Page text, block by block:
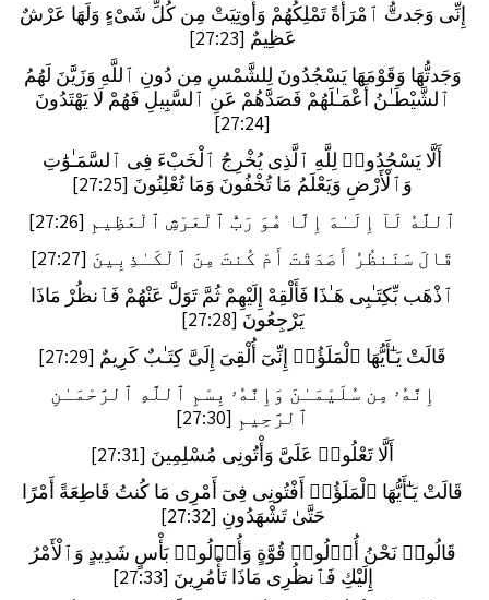
إِنِّى وَجَدتُّ ٱمْرَأَةً تَمْلِكُهُمْ وَأُوتِيَتْ مِن كُلِّ شَىْءٍ وَلَهَا عَرْشٌ
عَظِيمٌ [27:23]
وَجَدتُّهَا وَقَوْمَهَا يَسْجُدُونَ لِلشَّمْسِ مِن دُونِ ٱللَّهِ وَزَيَّنَ لَهُمُ
ٱلشَّيْطَـٰنُ أَعْمَـٰلَهُمْ فَصَدَّهُمْ عَنِ ٱلسَّبِيلِ فَهُمْ لَا يَهْتَدُونَ
[27:24]
أَلَّا يَسْجُدُوا۟ لِلَّهِ ٱلَّذِى يُخْرِجُ ٱلْخَبْءَ فِى ٱلسَّمَـٰوَٰتِ
وَٱلْأَرْضِ وَيَعْلَمُ مَا تُخْفُونَ وَمَا تُعْلِنُونَ [27:25]
ٱللَّهُ لَآ إِلَـٰهَ إِلَّا هُوَ رَبُّ ٱلْعَرْشِ ٱلْعَظِيمِ [27:26]
قَالَ سَنَنظُرُ أَصَدَقْتَ أَمْ كُنتَ مِنَ ٱلْكَـٰذِبِينَ [27:27]
ٱذْهَب بِّكِتَـٰبِى هَـٰذَا فَأَلْقِهْ إِلَيْهِمْ ثُمَّ تَوَلَّ عَنْهُمْ فَٱنظُرْ مَاذَا
يَرْجِعُونَ [27:28]
قَالَتْ يَـٰٓأَيُّهَا ٱلْمَلَؤُا۟ إِنِّىٓ أُلْقِىَ إِلَىَّ كِتَـٰبٌ كَرِيمٌ [27:29]
إِنَّهُۥ مِن سُلَيْمَـٰنَ وَإِنَّهُۥ بِسْمِ ٱللَّهِ ٱلرَّحْمَـٰنِ
ٱلرَّحِيمِ [27:30]
أَلَّا تَعْلُوا۟ عَلَىَّ وَأْتُونِى مُسْلِمِينَ [27:31]
قَالَتْ يَـٰٓأَيُّهَا ٱلْمَلَؤُا۟ أَفْتُونِى فِىٓ أَمْرِى مَا كُنتُ قَاطِعَةً أَمْرًا
حَتَّىٰ تَشْهَدُونِ [27:32]
قَالُوا۟ نَحْنُ أُو۟لُوا۟ قُوَّةٍ وَأُو۟لُوا۟ بَأْسٍ شَدِيدٍ وَٱلْأَمْرُ
إِلَيْكِ فَٱنظُرِى مَاذَا تَأْمُرِينَ [27:33]